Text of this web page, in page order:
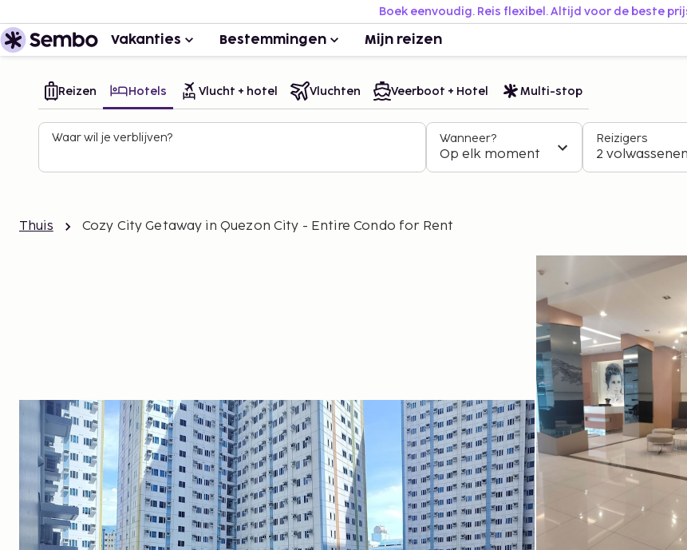
Boek eenvoudig. Reis flexibel. Altijd voor de beste
Vakanties Bestemmingen Mijn reizen
Reizen Hotels Vlucht + hotel Vluchten Veerboot + Hotel Multi-stop
Waar wil je verblijven? Wanneer?
Op elk moment
Reizigers
2 volwassenen
Thuis Cozy City Getaway in Quezon City - Entire Condo for Rent